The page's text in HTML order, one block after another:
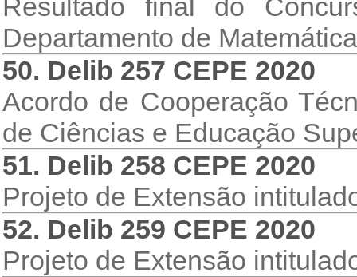
Resultado final do
Departamento de
50. Delib 257 CEPE 2020
Acordo de Cooperação
de Ciências e Educação
51. Delib 258 CEPE 2020
Projeto de Extensão
52. Delib 259 CEPE 2020
Projeto de Extensão